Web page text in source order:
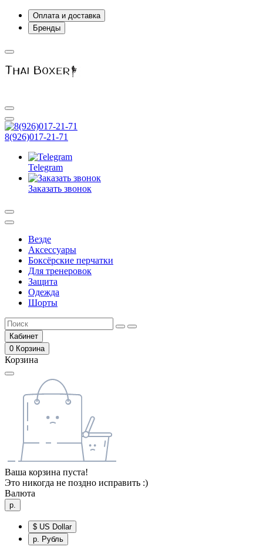
Оплата и доставка
Бренды
8(926)017-21-71
Telegram
Заказать звонок
Везде
Аксессуары
Боксёрские перчатки
Для тренеровок
Защита
Одежда
Шорты
Кабинет
0 Корзина
Корзина
Ваша корзина пуста!
Это никогда не поздно исправить :)
Валюта
р.
$ US Dollar
р. Рубль